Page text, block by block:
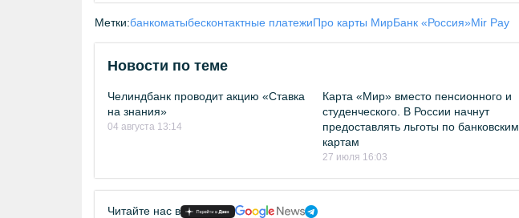
Метки:банкоматыбесконтактные платежиПро карты МирБанк «Россия»Mir Pay
Новости по теме
Челиндбанк проводит акцию «Ставка
на знания»
04 августа 13:14
Карта «Мир» вместо пенсионного и
студенческого. В России начнут
предоставлять льготы по банковским
картам
27 июля 16:03
Читайте нас в